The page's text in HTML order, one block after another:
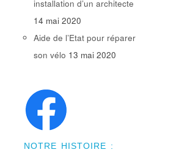
installation d’un architecte
14 mai 2020
Aide de l’Etat pour réparer
son vélo 13 mai 2020
NOTRE HISTOIRE :